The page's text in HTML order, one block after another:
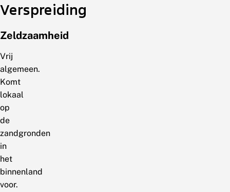
Verspreiding
Zeldzaamheid
Vrij
algemeen.
Komt
lokaal
op
de
zandgronden
in
het
binnenland
voor.